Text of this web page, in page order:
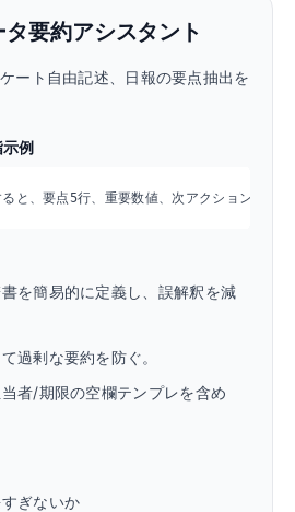
要約アシスタント
ート自由記述、日報の要点抽出を
例
と、要点5行、重要数値、次アクション3件
を簡易的に定義し、誤解釈を減
過剰な要約を防ぐ。
者/期限の空欄テンプレを含め
ぎないか